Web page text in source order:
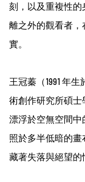
刻，以及重複性
離之外的觀看者
實。
王冠蓁（1991 年
術創作研究所碩
漂浮於空無空間
照於多半低暗的
藏著失落與絕望的